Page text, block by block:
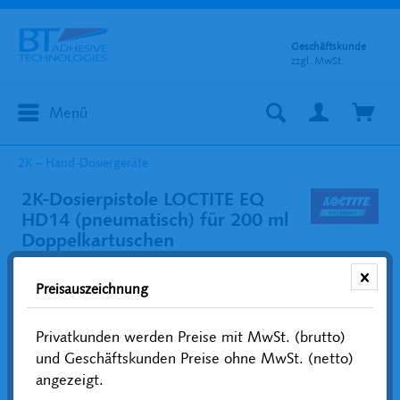
Menü
Geschäftskunde
zzgl. MwSt.
2K – Hand-Dosiergeräte
2K-Dosierpistole LOCTITE EQ
HD14 (pneumatisch) für 200 ml
Doppelkartuschen
Preisauszeichnung
Privatkunden werden Preise mit MwSt. (brutto)
und Geschäftskunden Preise ohne MwSt. (netto)
angezeigt.